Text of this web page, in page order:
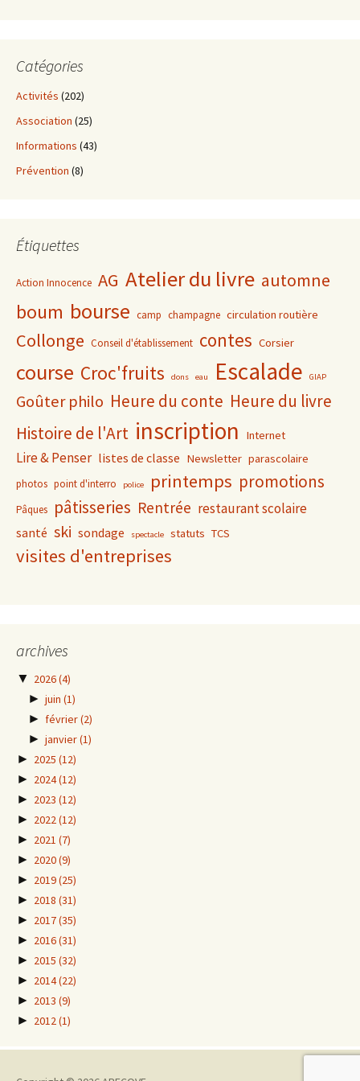
Catégories
Activités (202)
Association (25)
Informations (43)
Prévention (8)
Étiquettes
Action Innocence AG Atelier du livre automne
boum bourse camp champagne circulation routière
Collonge Conseil d'établissement contes Corsier
course Croc'fruits dons eau Escalade GIAP
Goûter philo Heure du conte Heure du livre
Histoire de l'Art inscription Internet
Lire & Penser listes de classe Newsletter parascolaire
photos point d'interro police printemps promotions
Pâques pâtisseries Rentrée restaurant scolaire
santé ski sondage spectacle statuts TCS
visites d'entreprises
archives
▼ 2026(4)
► juin (1)
► février(2)
► janvier(1)
► 2025 (12)
► 2024(12)
► 2023 (12)
► 2022(12)
► 2021 (7)
► 2020(9)
► 2019(25)
► 2018 (31)
► 2017(35)
► 2016(31)
► 2015 (32)
► 2014(22)
► 2013 (9)
► 2012(1)